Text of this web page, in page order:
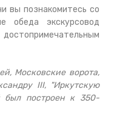
вы познакомитесь со
обеда экскурсовод
Московские ворота,
III, "Иркутскую
был построен к 350-